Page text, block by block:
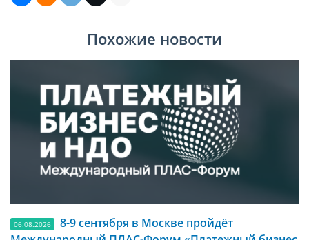
Похожие новости
06.08.2026
8-9 сентября в Москве пройдёт